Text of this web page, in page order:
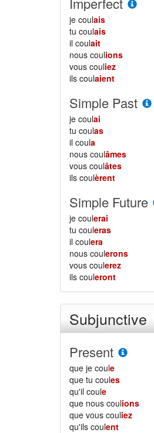
je coulais
tu coulais
il coulait
nous coulions
vous couliez
ils coulaient
Simple Past
je coulai
tu coulas
il coula
nous coulâmes
vous coulâtes
ils coulèrent
Simple Future
je coulerai
tu couleras
il coulera
nous coulerons
vous coulerez
ils couleront
Subjunctive
Present
que je coule
que tu coules
qu'il coule
que nous coulions
que vous couliez
qu'ils coulent